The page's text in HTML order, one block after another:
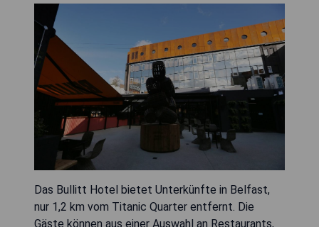
Das Bullitt Hotel bietet Unterkünfte in Belfast,
nur 1,2 km vom Titanic Quarter entfernt. Die
Gäste können aus einer Auswahl an Restaurants,